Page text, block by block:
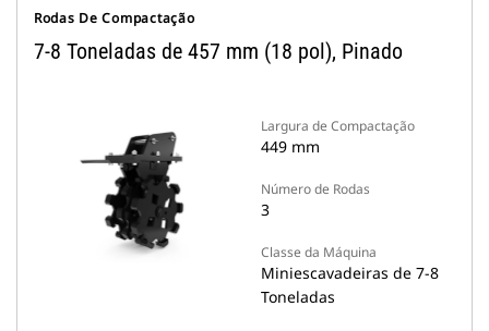
Rodas De Compactação
7-8 Toneladas de 457 mm (18 pol), Pinado
Largura de Compactação
449 mm
Número de Rodas
3
Classe da Máquina
Miniescavadeiras de 7-8
Toneladas